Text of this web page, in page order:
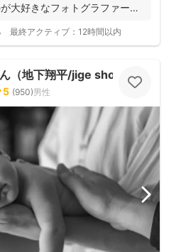
大好きなフォトグラファーで
最終アクティブ： 12時間以内
（地下翔平/jige shohe）
5 (950)男性